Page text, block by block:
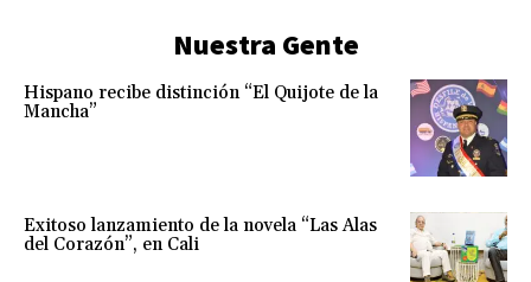
Nuestra Gente
Hispano recibe distinción “El Quijote de la
Mancha”
Exitoso lanzamiento de la novela “Las Alas
del Corazón”, en Cali